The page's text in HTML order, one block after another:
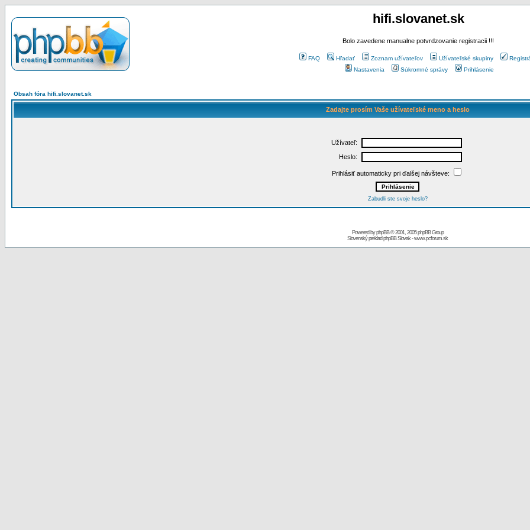
hifi.slovanet.sk
Bolo zavedene manualne potvrdzovanie registracii !!!
FAQ Hľadať Zoznam užívateľov Užívateľské skupiny
Nastavenia
Súkromné správy Prihlásenie
Obsah fóra hifi.slovanet.sk
Zadajte prosím Vaše užívateľské meno a heslo
Užívateľ:
Heslo:
Prihlásiť automaticky pri ďalšej návšteve:
Zabudli ste svoje heslo?
Powered byphpBB© 2001, 2005 phpBB Group
Slovenský preklad phpBB Slovak-www.pcforum.sk